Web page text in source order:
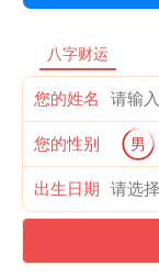
八字财运
您的姓名
您的性别 男
出生日期